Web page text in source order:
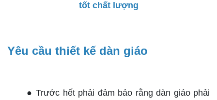
tốt chất lượng
Yêu cầu thiết kế dàn giáo
● Trước hết phải đảm bảo rằng dàn giáo phải